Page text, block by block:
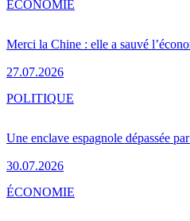
Merci la Chine : elle a sauvé
27.07.2026
ÉCONOMIE
Une enclave espagnole dépassée
30.07.2026
POLITIQUE
ÉCONOMIE